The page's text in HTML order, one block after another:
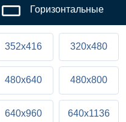
Горизонтальные
352x416 320x480
480x640 480x800
640x960 640x1136